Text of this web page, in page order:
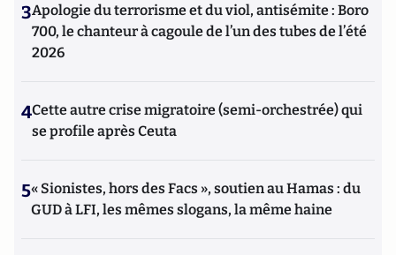
3Apologie du terrorisme et du viol, antisémite : Boro
700, le chanteur à cagoule de l’un des tubes de l’été
2026
4Cette autre crise migratoire (semi-orchestrée) qui
se profile après Ceuta
5« Sionistes, hors des Facs », soutien au Hamas : du
GUD à LFI, les mêmes slogans, la même haine